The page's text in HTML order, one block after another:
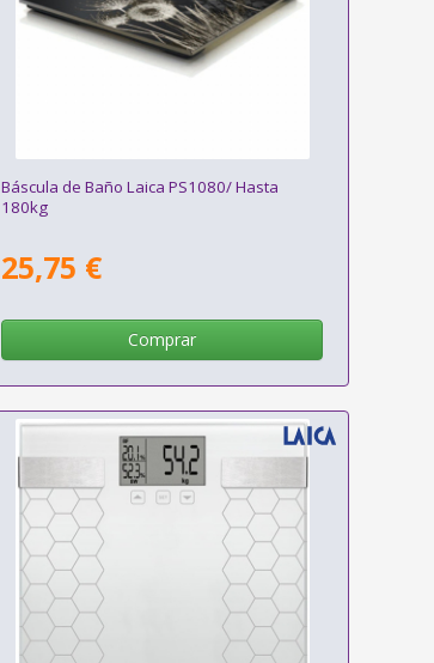
Báscula de Baño Laica PS1080/ Hasta
180kg
25,75 €
Comprar